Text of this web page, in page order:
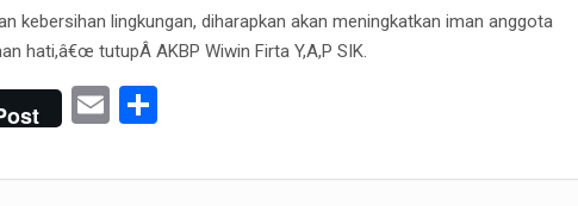
kebersihan lingkungan, diharapkan akan meningkatkan iman anggota
hati,â€œ tutupÂ AKBP Wiwin Firta Y,A,P SIK.
E
ail ar